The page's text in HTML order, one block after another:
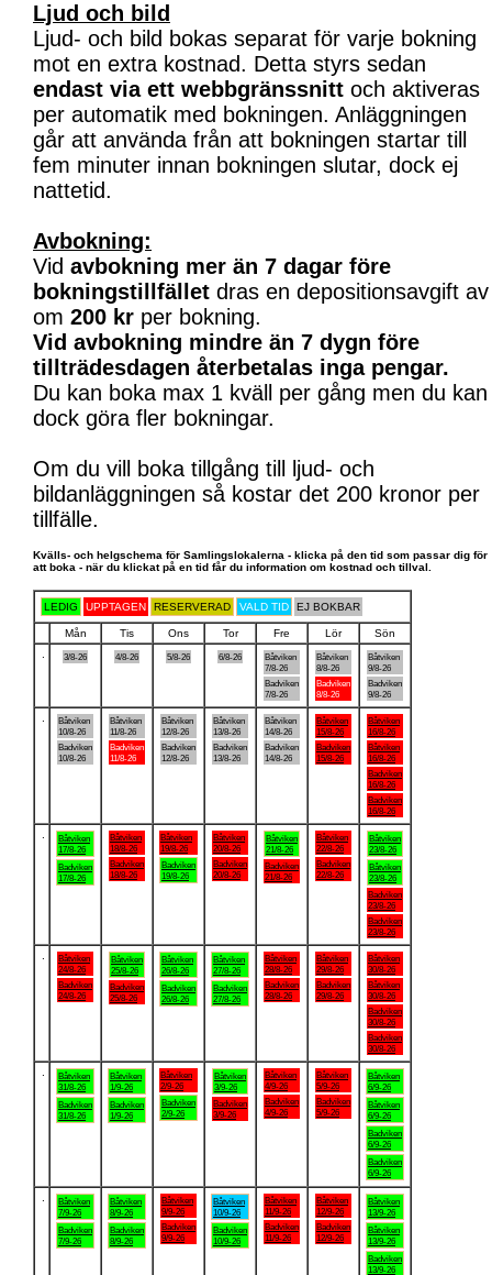
Ljud och bild
Ljud- och bild bokas separat för varje bokning
mot en extra kostnad. Detta styrs sedan
endast via ett webbgränssnitt och aktiveras
per automatik med bokningen. Anläggningen
går att använda från att bokningen startar till
fem minuter innan bokningen slutar, dock ej
nattetid.
Avbokning:
Vid avbokning mer än 7 dagar före
bokningstillfället dras en depositionsavgift av
om 200 kr per bokning.
Vid avbokning mindre än 7 dygn före
tillträdesdagen återbetalas inga pengar.
Du kan boka max 1 kväll per gång men du kan
dock göra fler bokningar.
Om du vill boka tillgång till ljud- och
bildanläggningen så kostar det 200 kronor per
tillfälle.
Kvälls- och helgschema för Samlingslokalerna - klicka på den tid som passar dig för
att boka - när du klickat på en tid får du information om kostnad och tillval.
LEDIG UPPTAGEN RESERVERAD VALD TID EJ BOKBAR
Mån Tis Ons Tor Fre Lör
Sön
3/8-26 4/8-26 5/8-26 6/8-26
Båtviken
7/8-26
Badviken
7/8-26
Båtviken
8/8-26
Badviken
8/8-26
Båtviken
9/8-26
Badviken
9/8-26
Båtviken
10/8-26
Badviken
10/8-26
Båtviken
11/8-26
Badviken
11/8-26
Båtviken
12/8-26
Badviken
12/8-26
Båtviken
13/8-26
Badviken
13/8-26
Båtviken
14/8-26
Badviken
14/8-26
Båtviken
15/8-26
Badviken
15/8-26
Båtviken
16/8-26
Båtviken
16/8-26
Badviken
16/8-26
Badviken
16/8-26
Båtviken
17/8-26
Badviken
17/8-26
Båtviken
18/8-26
Badviken
18/8-26
Båtviken
19/8-26
Badviken
19/8-26
Båtviken
20/8-26
Badviken
20/8-26
Båtviken
21/8-26
Badviken
21/8-26
Båtviken
22/8-26
Badviken
22/8-26
Båtviken
23/8-26
Båtviken
23/8-26
Badviken
23/8-26
Badviken
23/8-26
Båtviken
24/8-26
Badviken
24/8-26
Båtviken
25/8-26
Badviken
25/8-26
Båtviken
26/8-26
Badviken
26/8-26
Båtviken
27/8-26
Badviken
27/8-26
Båtviken
28/8-26
Badviken
28/8-26
Båtviken
29/8-26
Badviken
29/8-26
Båtviken
30/8-26
Båtviken
30/8-26
Badviken
30/8-26
Badviken
30/8-26
Båtviken
31/8-26
Badviken
31/8-26
Båtviken
1/9-26
Badviken
1/9-26
Båtviken
2/9-26
Badviken
2/9-26
Båtviken
3/9-26
Badviken
3/9-26
Båtviken
4/9-26
Badviken
4/9-26
Båtviken
5/9-26
Badviken
5/9-26
Båtviken
6/9-26
Båtviken
6/9-26
Badviken
6/9-26
Badviken
6/9-26
Båtviken
7/9-26
Badviken
7/9-26
Båtviken
8/9-26
Badviken
8/9-26
Båtviken
9/9-26
Badviken
9/9-26
Båtviken
10/9-26
Badviken
10/9-26
Båtviken
11/9-26
Badviken
11/9-26
Båtviken
12/9-26
Badviken
12/9-26
Båtviken
13/9-26
Båtviken
13/9-26
Badviken
13/9-26